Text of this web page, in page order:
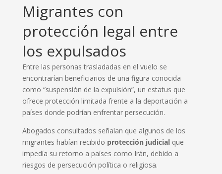
Migrantes con
protección legal entre
los expulsados
Entre las personas trasladadas en el vuelo se
encontrarían beneficiarios de una figura conocida
como “suspensión de la expulsión”, un estatus que
ofrece protección limitada frente a la deportación a
países donde podrían enfrentar persecución.
Abogados consultados señalan que algunos de los
migrantes habían recibido protección judicial que
impedía su retorno a países como Irán, debido a
riesgos de persecución política o religiosa.